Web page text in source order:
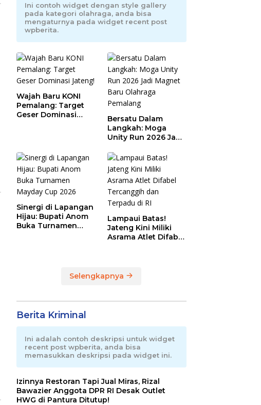
Ini contoh widget dengan style gallery
pada kategori olahraga, anda bisa
mengaturnya pada widget recent post
wpberita.
Wajah Baru KONI
Pemalang: Target
Geser Dominasi
Bersatu Dalam
Langkah: Moga
Unity Run 2026 Jadi
Olahraga Pemalang
Sinergi di Lapangan
Hijau: Bupati Anom
Buka Turnamen
Lampaui Batas!
Jateng Kini Miliki
Asrama Atlet Difabel
Selengkapnya
Berita Kriminal
Ini adalah contoh deskripsi untuk widget
recent post wpberita, anda bisa
memasukkan deskripsi pada widget ini.
Izinnya Restoran Tapi Jual Miras, Rizal
Bawazier Anggota DPR RI Desak Outlet
HWG di Pantura Ditutup!